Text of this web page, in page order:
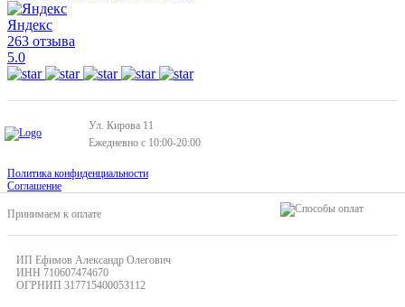
Яндекс
263 отзыва
5.0
Ул. Кирова 11
Ежедневно с 10:00-20:00
Политика конфиденциальности
Соглашение
Принимаем к оплате
ИП Ефимов Александр Олегович
ИНН 710607474670
ОГРНИП 317715400053112